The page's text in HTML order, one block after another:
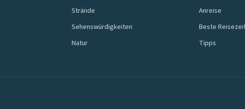
Strände
Sehenswürdigkeiten
Natur
Anreise
Beste
Tipps